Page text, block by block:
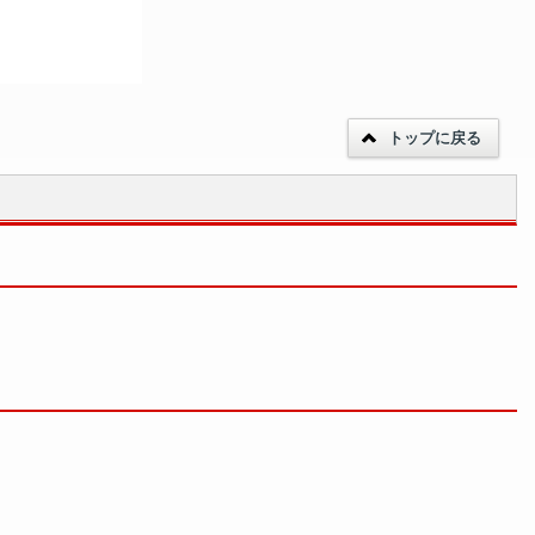
トップに戻る